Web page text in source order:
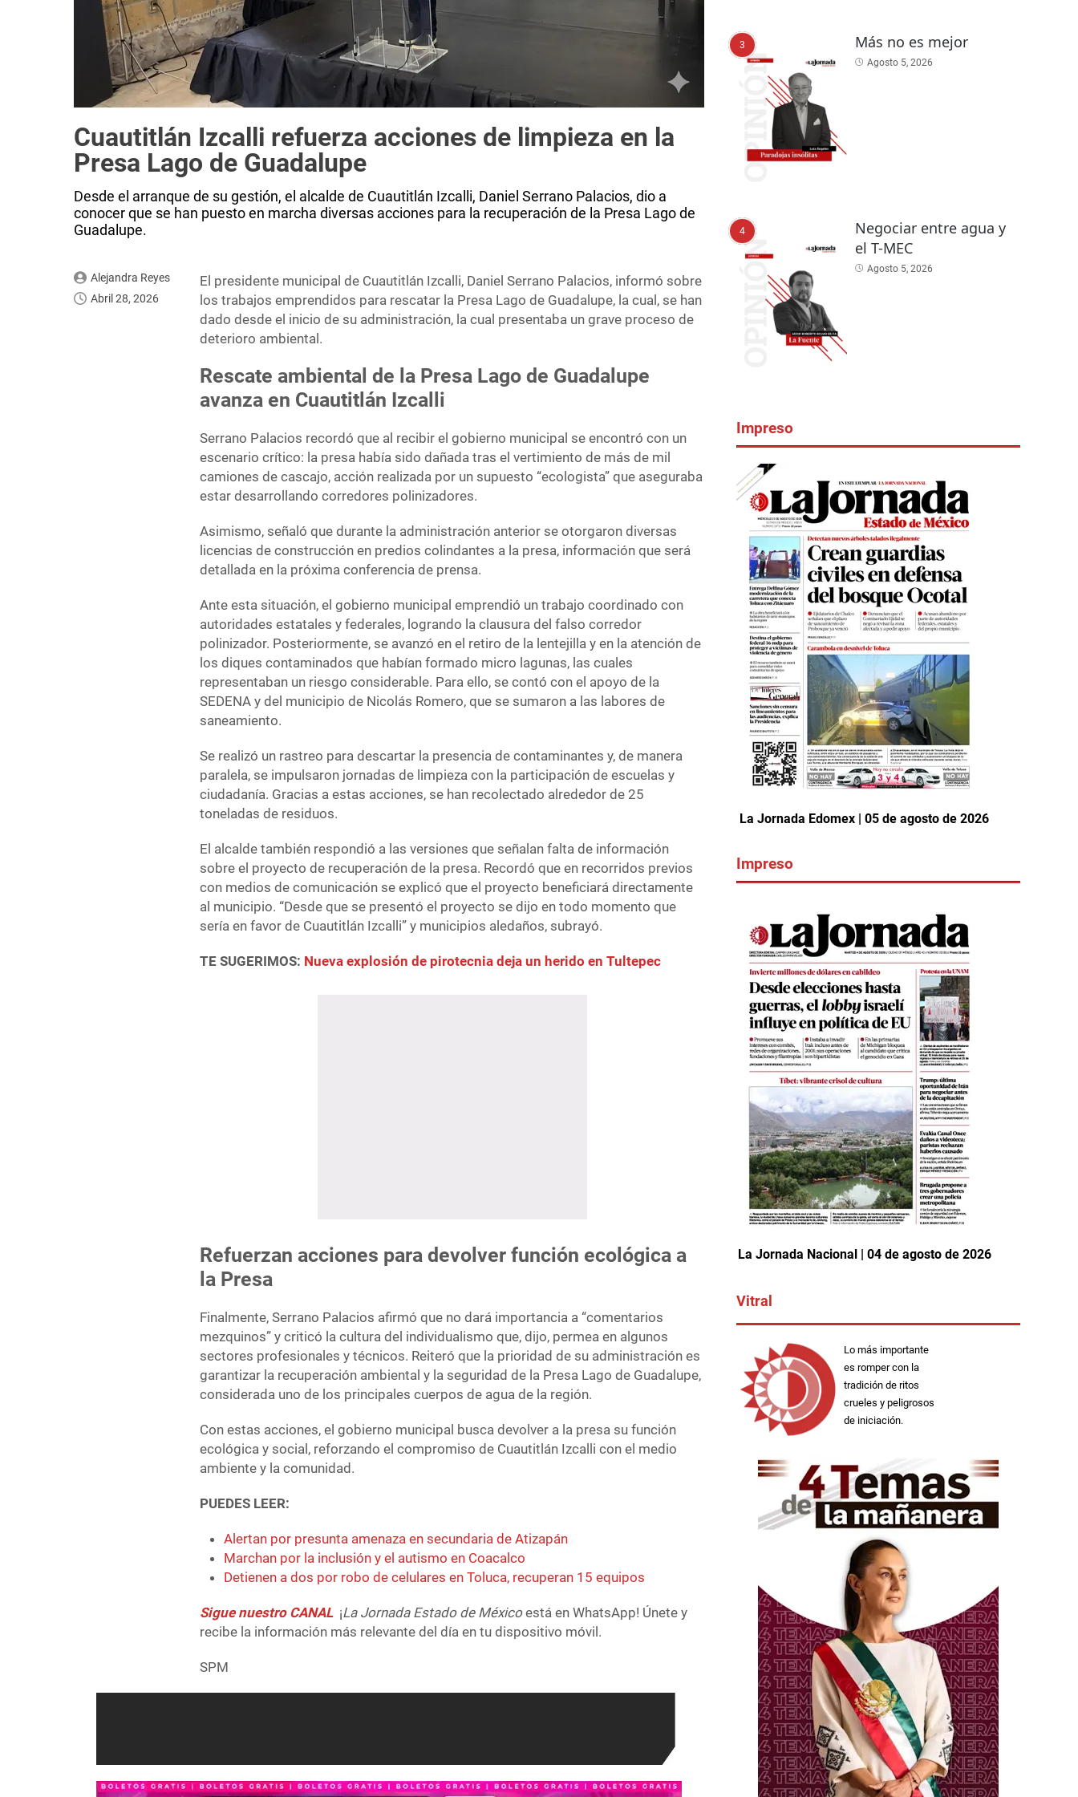
Cuautitlán Izcalli refuerza acciones de limpieza en la
Presa Lago de Guadalupe
Desde el arranque de su gestión, el alcalde de Cuautitlán Izcalli, Daniel Serrano Palacios, dio a
conocer que se han puesto en marcha diversas acciones para la recuperación de la Presa Lago de
Guadalupe.
Alejandra Reyes
Abril 28, 2026
El presidente municipal de Cuautitlán Izcalli, Daniel Serrano Palacios, informó sobre
los trabajos emprendidos para rescatar la Presa Lago de Guadalupe, la cual, se han
dado desde el inicio de su administración, la cual presentaba un grave proceso de
deterioro ambiental.
Rescate ambiental de la Presa Lago de Guadalupe
avanza en Cuautitlán Izcalli
Serrano Palacios recordó que al recibir el gobierno municipal se encontró con un
escenario crítico: la presa había sido dañada tras el vertimiento de más de mil
camiones de cascajo, acción realizada por un supuesto “ecologista” que aseguraba
estar desarrollando corredores polinizadores.
Asimismo, señaló que durante la administración anterior se otorgaron diversas
licencias de construcción en predios colindantes a la presa, información que será
detallada en la próxima conferencia de prensa.
Ante esta situación, el gobierno municipal emprendió un trabajo coordinado con
autoridades estatales y federales, logrando la clausura del falso corredor
polinizador. Posteriormente, se avanzó en el retiro de la lentejilla y en la atención de
los diques contaminados que habían formado micro lagunas, las cuales
representaban un riesgo considerable. Para ello, se contó con el apoyo de la
SEDENA y del municipio de Nicolás Romero, que se sumaron a las labores de
saneamiento.
Se realizó un rastreo para descartar la presencia de contaminantes y, de manera
paralela, se impulsaron jornadas de limpieza con la participación de escuelas y
ciudadanía. Gracias a estas acciones, se han recolectado alrededor de 25
toneladas de residuos.
El alcalde también respondió a las versiones que señalan falta de información
sobre el proyecto de recuperación de la presa. Recordó que en recorridos previos
con medios de comunicación se explicó que el proyecto beneficiará directamente
al municipio. “Desde que se presentó el proyecto se dijo en todo momento que
sería en favor de Cuautitlán Izcalli” y municipios aledaños, subrayó.
TE SUGERIMOS: Nueva explosión de pirotecnia deja un herido en Tultepec
Refuerzan acciones para devolver función ecológica a
la Presa
Finalmente, Serrano Palacios afirmó que no dará importancia a “comentarios
mezquinos” y criticó la cultura del individualismo que, dijo, permea en algunos
sectores profesionales y técnicos. Reiteró que la prioridad de su administración es
garantizar la recuperación ambiental y la seguridad de la Presa Lago de Guadalupe,
considerada uno de los principales cuerpos de agua de la región.
Con estas acciones, el gobierno municipal busca devolver a la presa su función
ecológica y social, reforzando el compromiso de Cuautitlán Izcalli con el medio
ambiente y la comunidad.
PUEDES LEER:
Alertan por presunta amenaza en secundaria de Atizapán
Marchan por la inclusión y el autismo en Coacalco
Detienen a dos por robo de celulares en Toluca, recuperan 15 equipos
Sigue nuestro CANAL ¡La Jornada Estado de Méxicoestá en WhatsApp! Únete y
recibe la información más relevante del día en tu dispositivo móvil.
SPM
3 Más no es mejor
Agosto 5, 2026
4
Negociar entre agua y
el T-MEC
Agosto 5, 2026
Impreso
La Jornada Edomex | 05 de agosto de 2026
Impreso
La Jornada Nacional | 04 de agosto de 2026
Vitral
Lo más importante
es romper con la
tradición de ritos
crueles y peligrosos
de iniciación.